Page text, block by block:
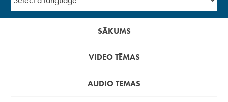
SĀKUMS
VIDEO TĒMAS
AUDIO TĒMAS